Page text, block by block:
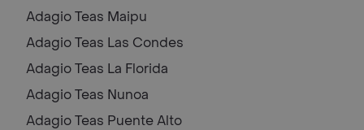
Adagio Teas Maipu
Adagio Teas Las Condes
Adagio Teas La Florida
Adagio Teas Nunoa
Adagio Teas Puente Alto